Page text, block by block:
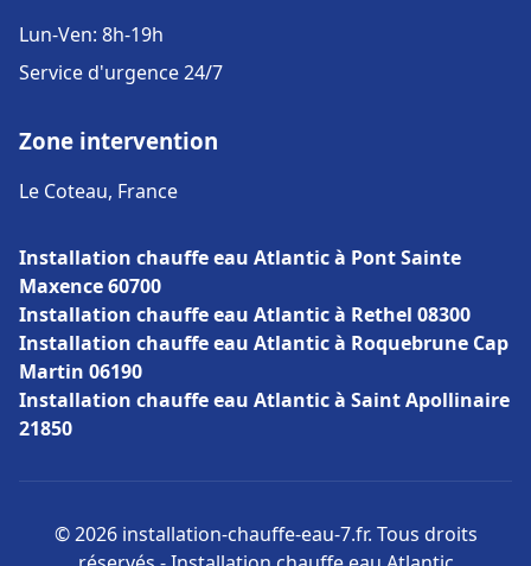
Lun-Ven: 8h-19h
Service d'urgence 24/7
Zone intervention
Le Coteau, France
Installation chauffe eau Atlantic à Pont Sainte
Maxence 60700
Installation chauffe eau Atlantic à Rethel 08300
Installation chauffe eau Atlantic à Roquebrune Cap
Martin 06190
Installation chauffe eau Atlantic à Saint Apollinaire
21850
© 2026 installation-chauffe-eau-7.fr. Tous droits